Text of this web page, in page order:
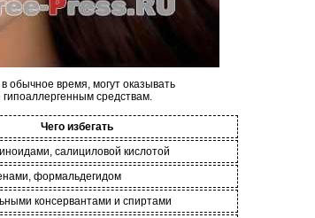
обычное время, могут оказывать
средствам.
Чего избегать
салициловой кислотой
формальдегидом
консервантами и спиртами